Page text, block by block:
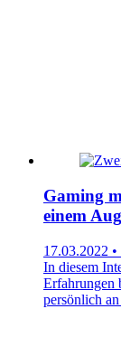
Gaming
einem
17.03.2022
In diesem
Erfahrungen
persönlich